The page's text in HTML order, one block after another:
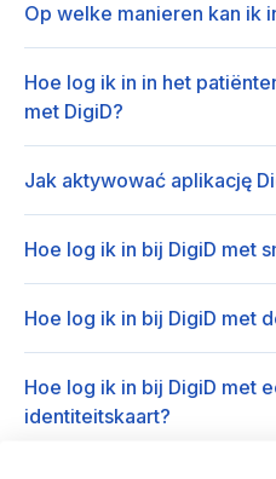
Op welke manieren kan ik
Hoe log ik in in het
met DigiD?
Jak aktywować aplikację
Hoe log ik in bij DigiD met
Hoe log ik in bij DigiD met
Hoe log ik in bij DigiD met
identiteitskaart?